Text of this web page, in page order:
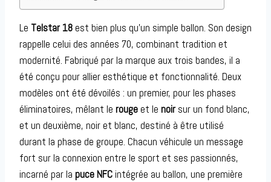
Le Telstar 18est bien plus qu’un simple ballon. Son design
rappelle celui des années 70, combinant tradition et
modernité. Fabriqué par la marque aux trois bandes, il a
été conçu pour allier esthétique et fonctionnalité. Deux
modèles ont été dévoilés : un premier, pour les phases
éliminatoires, mêlant le rougeet le noirsur un fond blanc,
et un deuxième, noir et blanc, destiné à être utilisé
durant la phase de groupe. Chacun véhicule un message
fort sur la connexion entre le sport et ses passionnés,
incarné par la puce NFCintégrée au ballon, une première